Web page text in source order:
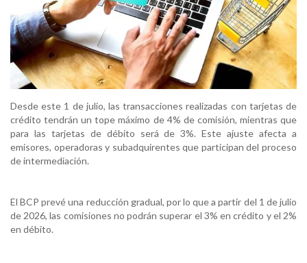
Desde este 1 de julio, las transacciones realizadas con tarjetas de
crédito tendrán un tope máximo de 4% de comisión, mientras que
para las tarjetas de débito será de 3%. Este ajuste afecta a
emisores, operadoras y subadquirentes que participan del proceso
de intermediación.
El BCP prevé una reducción gradual, por lo que a partir del 1 de julio
de 2026, las comisiones no podrán superar el 3% en crédito y el 2%
en débito.